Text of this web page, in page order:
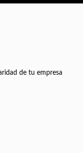
de tu empresa